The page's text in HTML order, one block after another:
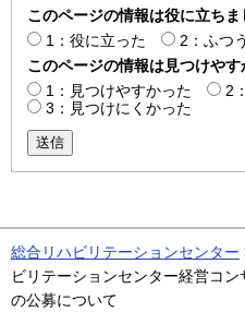
このページの情報は役に立ちま
1：役に立った
2：ふつう
このページの情報は見つけやす
1：見つけやすかった
2
3：見つけにくかった
送信
総合リハビリテーションセンター
ビリテーションセンター経営コ
の公募について